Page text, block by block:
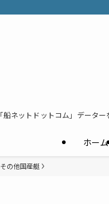
「船ネットドットコム」データ
ホーム
その他国産艇